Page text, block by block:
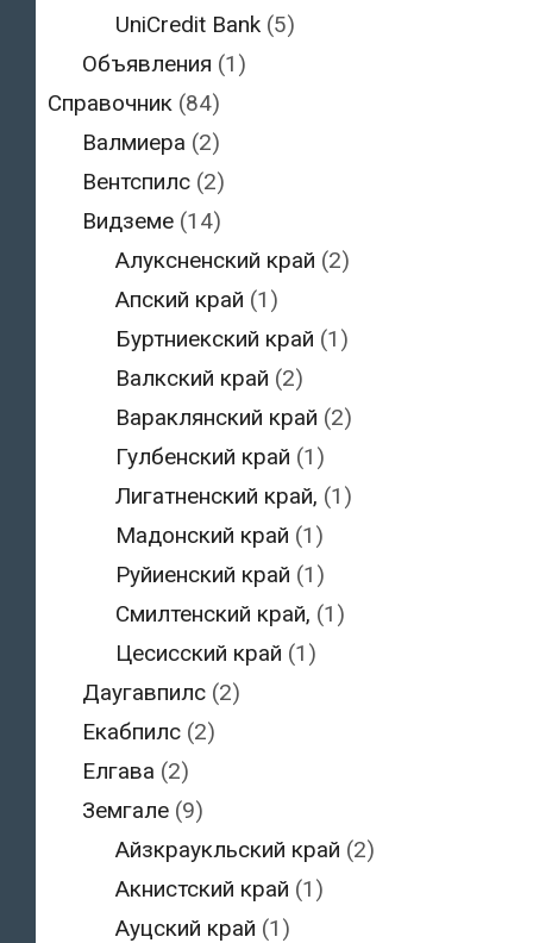
UniCredit Bank (5)
Объявления (1)
Справочник (84)
Валмиера (2)
Вентспилс(2)
Видземе(14)
Алуксненский край (2)
Апский край (1)
Буртниекский край (1)
Валкский край (2)
Вараклянский край (2)
Гулбенский край (1)
Лигатненский край, (1)
Мадонский край (1)
Руйиенский край (1)
Смилтенский край, (1)
Цесисский край (1)
Даугавпилс(2)
Екабпилс(2)
Елгава (2)
Земгале(9)
Айзкраукльский край (2)
Акнистский край (1)
Ауцский край (1)